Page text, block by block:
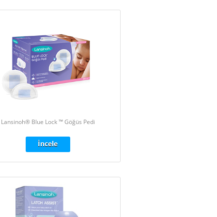
Lansinoh® Blue Lock ™ Göğüs Pedi
İncele